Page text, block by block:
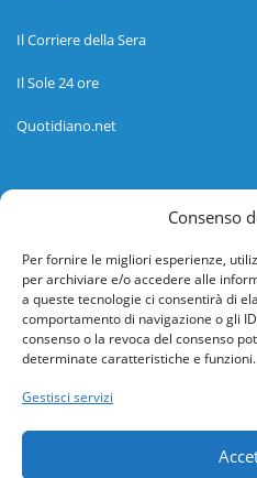
Consenso
Per fornire le migliori esperienze,
per archiviare e/o accedere alle
a queste tecnologie ci consentirà di
comportamento di navigazione o gli
consenso o la revoca del consenso
determinate caratteristiche e funzioni.
Gestisci servizi
Il Corriere della Sera
Il Sole 24 ore
Quotidiano.net
Informazioni
Help desk
Guida rapida